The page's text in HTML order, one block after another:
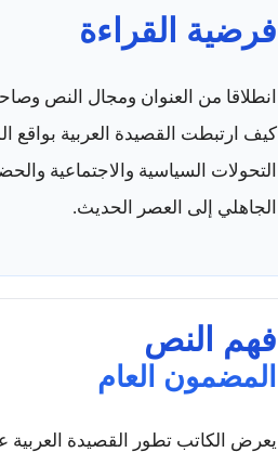
فرضية القراءة
انطلاقا من العنوان ومجال النص
كيف ارتبطت القصيدة العربية بواقع
التحولات السياسية والاجتماعية
الجاهلي إلى العصر الحديث.
فهم النص
المضمون العام
يعرض الكاتب تطور القصيدة العربية